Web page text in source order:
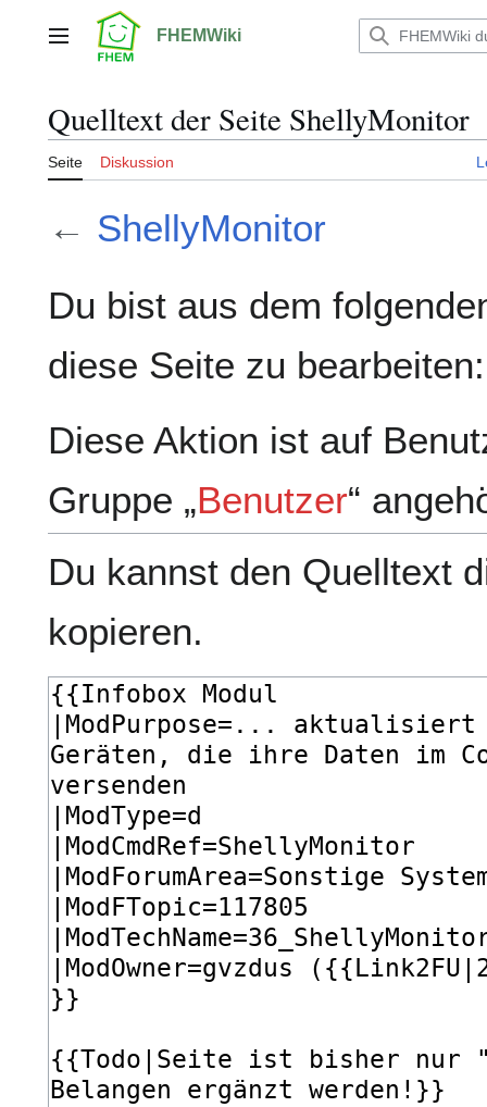
springenHauptmenü FHEMWiki
Quelltext der Seite ShellyMonitor
Seite Diskussion
← ShellyMonitor
Du bist aus dem
diese Seite zu bearbeiten:
Diese Aktion ist auf
Gruppe „Benutzer“
Du kannst den Quelltext
kopieren.